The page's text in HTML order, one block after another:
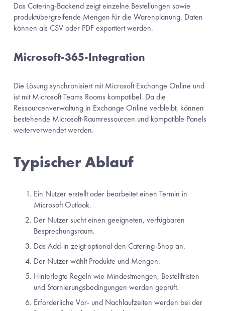
Das Catering-Backend zeigt einzelne Bestellungen sowie
produktübergreifende Mengen für die Warenplanung. Daten
können als CSV oder PDF exportiert werden.
Microsoft-365-Integration
Die Lösung synchronisiert mit Microsoft Exchange Online und
ist mit Microsoft Teams Rooms kompatibel. Da die
Ressourcenverwaltung in Exchange Online verbleibt, können
bestehende Microsoft-Raumressourcen und kompatible Panels
weiterverwendet werden.
Typischer Ablauf
Ein Nutzer erstellt oder bearbeitet einen Termin in
Microsoft Outlook.
Der Nutzer sucht einen geeigneten, verfügbaren
Besprechungsraum.
Das Add-in zeigt optional den Catering-Shop an.
Der Nutzer wählt Produkte und Mengen.
Hinterlegte Regeln wie Mindestmengen, Bestellfristen
und Stornierungsbedingungen werden geprüft.
Erforderliche Vor- und Nachlaufzeiten werden bei der